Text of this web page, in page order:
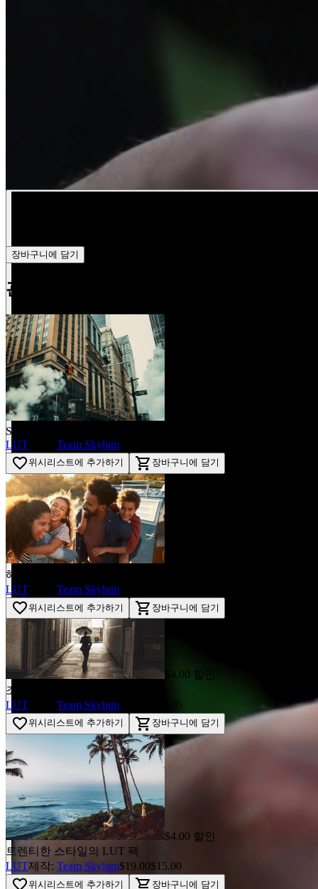
장바구니에 담기
관련 제품
Street Vibe LUTs Сollection
LUT
Team Skylum
favorite_border 위시리스트에 추가하기 shopping_cart 장바구니에 담기
해피 투게더 LUTs 컬렉션
LUT
Team Skylum
favorite_border 위시리스트에 추가하기 shopping_cart 장바구니에 담기
$4.00 할인
조성 LUTs 컬렉션
LUT
Team Skylum $15.00
favorite_border 위시리스트에 추가하기 shopping_cart 장바구니에 담기
$4.00 할인
트렌티한 스타일의 LUT 팩
LUT제작: Team Skylum$19.00$15.00
favorite_border 위시리스트에 추가하기 shopping_cart 장바구니에 담기